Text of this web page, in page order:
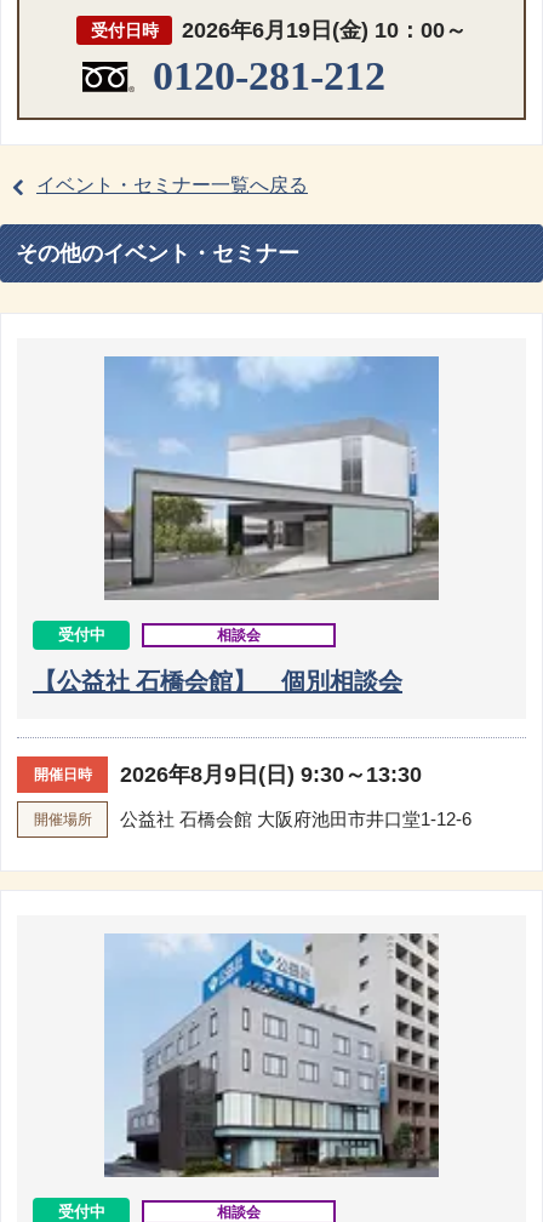
受付日時 2026年6月19日(金) 10：00～
0120-281-212
イベント・セミナー一覧へ戻る
その他のイベント・セミナー
受付中 相談会
【公益社 石橋会館】 個別相談会
開催日時 2026年8月9日(日) 9:30～13:30
開催場所 公益社 石橋会館 大阪府池田市井口堂1-12-6
受付中 相談会